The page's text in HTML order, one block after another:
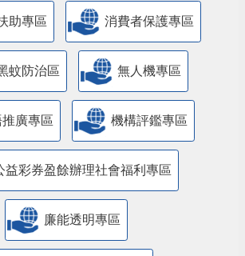
助專區 消費者保護專區
蚊防治區 無人機專區
廣專區 機構評鑑專區
益彩券盈餘辦理社會福利專區
廉能透明專區